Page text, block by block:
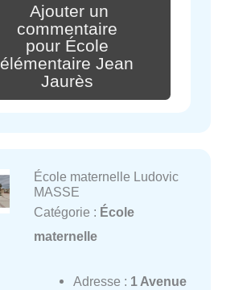
Ajouter un
commentaire
pour École
élémentaire Jean
Jaurès
École maternelle Ludovic
MASSE
Catégorie : École
maternelle
Adresse : 1 Avenue